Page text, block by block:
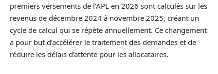
premiers versements de l’APL en 2026 sont calculés sur les
revenus de décembre 2024 à novembre 2025, créant un
cycle de calcul qui se répète annuellement. Ce changement
a pour but d’accélérer le traitement des demandes et de
réduire les délais d’attente pour les allocataires.